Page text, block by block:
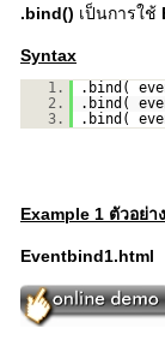
.bind() เป็นการใช้
Syntax
1.
.bind(
2.
.bind(
3.
.bind(
Example 1 ตัวอย่
Eventbind1.html